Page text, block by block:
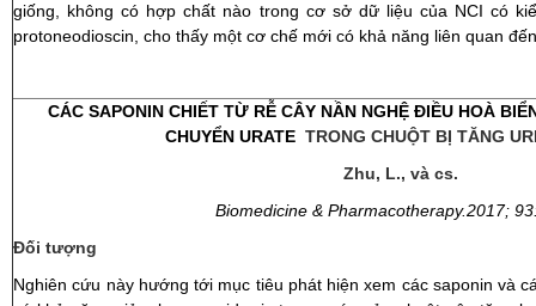
giống, không có hợp chất nào trong cơ sở dữ liệu của NCI có
protoneodioscin, cho thấy một cơ chế mới có khả năng liên quan
CÁC SAPONIN CHIẾT TỪ RỄ CÂY NẦN NGHỆ ĐIỀU HOÀ
CHUYỂN URATE TRONG CHUỘT BỊ TĂNG
Zhu, L., và cs.
Biomedicine & Pharmacotherapy.2017;
Đối tượng
Nghiên cứu này hướng tới mục tiêu phát hiện xem các saponin và